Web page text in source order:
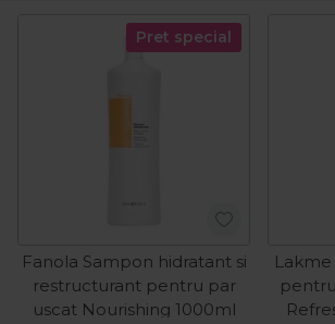
Pret special
Fanola Sampon hidratant si
restructurant pentru par
uscat Nourishing 1000ml